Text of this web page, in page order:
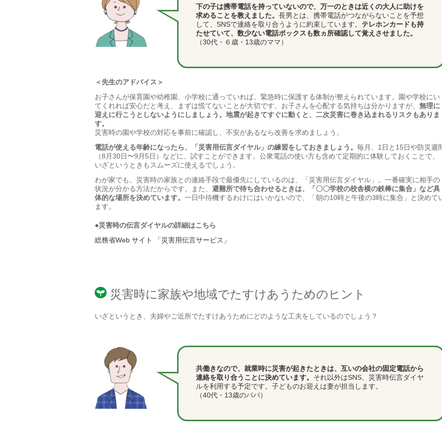
下の子は携帯電話を持っていないので、万一のときは近くの大人に助けを
求めることを教えました。 長男とは、携帯電話がつながらないことを予想
して、SNSで連絡を取り合うように約束しています。 テレホンカードも持
たせていて、数少ない電話ボックスも数ヵ所確認して覚えさせました。
（30代・６歳・13歳のママ）
＜先生のアドバイス＞
お子さんが保育園や幼稚園、小学校に通っていれば、緊急時に保護する体制が整えられています。園や学校にい
てくれれば安心だと考え、まずは慌てないことが大切です。お子さんを心配する気持ちは分かりますが、 無理に
迎えに行こうとしないようにしましょう。地震が起きてすぐに動くと、二次災害に巻き込まれるリスクもありま
す。
災害時の園や学校の対応を事前に確認し、不安があるなら改善を求めましょう。
電話が使える年齢になったら、「災害用伝言ダイヤル」の練習をしておきましょう。 毎月、1日と15日や防災週
（8月30日〜9月5日）などに、試すことができます。公衆電話の使い方も含めて定期的に体験しておくことで、
いざというときもスムーズに使えるでしょう。
わが家でも、災害時の家族との連絡手段で最優先にしているのは、「災害用伝言ダイヤル」。一番確実に相手の
状況が分かる方法だからです。また、 避難所で待ち合わせるときは、「〇〇学校の校舎横の鉄棒に集合」など具
体的な場所を決めています。 一日中待機するわけにはいかないので、「朝の10時と午後の3時に集合」と決めて
ます。
●災害時の伝言ダイヤルの詳細はこちら
総務省Web サイト 「災害用伝言サービス」
災害時に家族や地域でたすけあうためのヒント
いざというとき、夫婦やご近所でたすけあうためにどのような工夫をしているのでしょう？
共働きなので、就業時に災害が起きたときは、互いの会社の固定電話から
連絡を取り合うことに決めています。 それ以外はSNS、災害時伝言ダイヤ
ルを利用する予定です。子どものお迎えは妻が担当します。
（40代・13歳のパパ）